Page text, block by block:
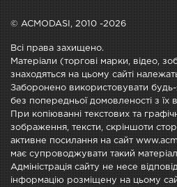
© ACMODASI, 2010 -2026
Всі права захищено.
Матеріали (торгові марки, відео,
знаходяться на цьому сайті
Заборонено використовувати будь-
без попередньої домовленості з їх
При копіюванні текстових та
зображення, тексти, скріншоти
активне посилання на сайт
має супроводжувати такий
Адміністрація сайту не несе
інформацію розміщену на цьому